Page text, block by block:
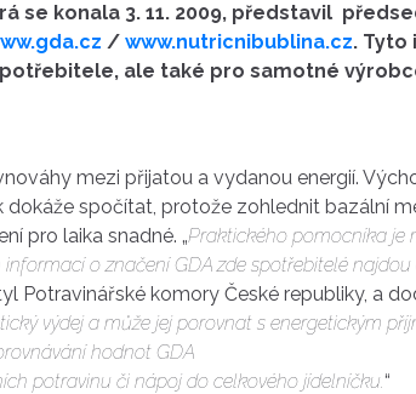
se konala 3. 11. 2009, představil
/ www.nutricnibublina.cz. Tyto
ale také pro samotné
mezi přijatou a vydanou energií.
spočítat, protože zohlednit bazální
pro laika snadné. „Praktického pomocníka je
informací o značení GDA zde spotřebitelé
Potravinářské komory České republiky, a
výdej a může jej porovnat s energetickým
hodnot GDA
potravinu či nápoj do celkového jídelníčku.“